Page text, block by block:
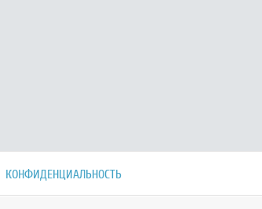
КОНФИДЕНЦИАЛЬНОСТЬ